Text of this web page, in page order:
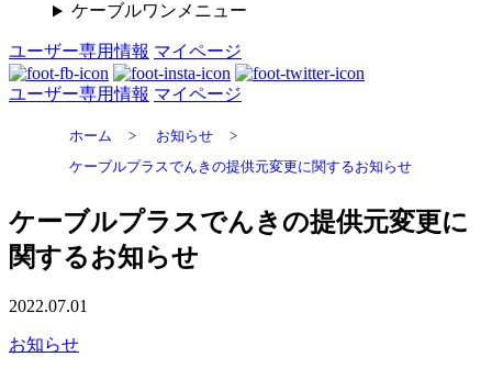
ケーブルワンメニュー
ユーザー専用情報 マイページ
ユーザー専用情報 マイページ
ホーム > お知らせ
>
ケーブルプラスでんきの提供元変更に関するお知らせ
ケーブルプラスでんきの提供元変更に
関するお知らせ
2022.07.01
お知らせ